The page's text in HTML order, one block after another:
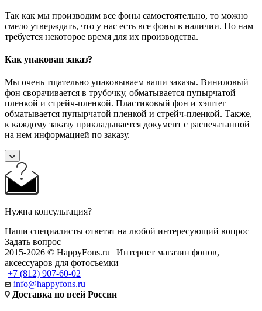
Так как мы производим все фоны самостоятельно, то можно
смело утверждать, что у нас есть все фоны в наличии. Но нам
требуется некоторое время для их производства.
Как упакован заказ?
Мы очень тщательно упаковываем ваши заказы. Виниловый
фон сворачивается в трубочку, обматывается пупырчатой
пленкой и стрейч-пленкой. Пластиковый фон и хэштег
обматывается пупырчатой пленкой и стрейч-пленкой. Также,
к каждому заказу прикладывается документ с распечатанной
на нем информацией по заказу.
Нужна консультация?
Наши специалисты ответят на любой интересующий вопрос
Задать вопрос
2015-2026 © HappyFons.ru | Интернет магазин фонов,
аксессуаров для фотосъемки
+7 (812) 907-60-02
info@happyfons.ru
Доставка по всей России